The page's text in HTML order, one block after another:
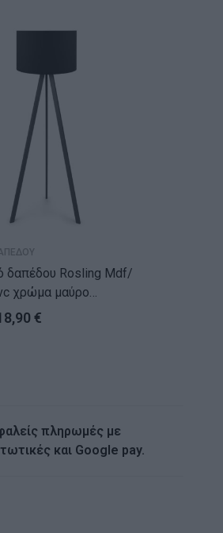
Rosling Mdf/
χρώμα μαύρο
€
πληρωμές με
και Google pay.